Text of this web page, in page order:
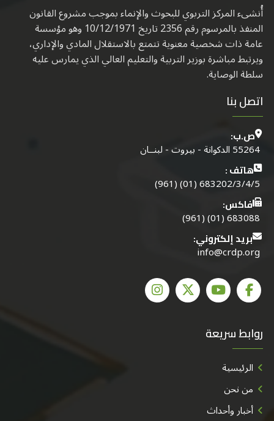
أُنشىء المركز التربوي للبحوث والإنماء بموجب مشروع القانون
المنفذ بالمرسوم رقم 2356 تاريخ 10/12/1971 وهو مؤسسة
عامة ذات شخصية معنوية تتمتع بالاستقلال المادي والإداري،
ويرتبط مباشرة بوزير التربية والتعليم العالي الذي يمارس عليه
سلطة الوصاية.
اتصل بنا
ص.ب:
55264 الدكوانة - بيروت - لبنــان
هاتف :
683202/3/4/5 (01) (961)
فاكس:
683088 (01) (961)
بريد إلكتروني:
info@crdp.org
روابط سريعة
الرئيسية
من نحن
أخبار وأحداث